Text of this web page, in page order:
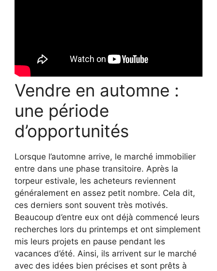
Vendre en automne :
une période
d’opportunités
Lorsque l’automne arrive, le marché immobilier
entre dans une phase transitoire. Après la
torpeur estivale, les acheteurs reviennent
généralement en assez petit nombre. Cela dit,
ces derniers sont souvent très motivés.
Beaucoup d’entre eux ont déjà commencé leurs
recherches lors du printemps et ont simplement
mis leurs projets en pause pendant les
vacances d’été. Ainsi, ils arrivent sur le marché
avec des idées bien précises et sont prêts à